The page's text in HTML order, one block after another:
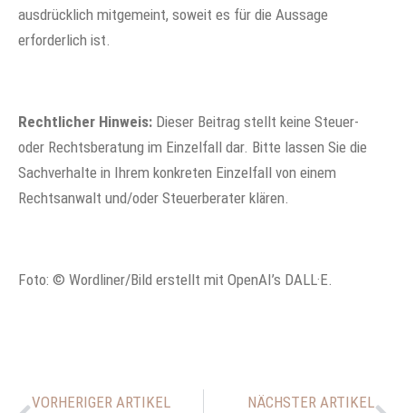
ausdrücklich mitgemeint, soweit es für die Aussage
erforderlich ist.
Rechtlicher Hinweis: Dieser Beitrag stellt keine Steuer-
oder Rechtsberatung im Einzelfall dar. Bitte lassen Sie die
Sachverhalte in Ihrem konkreten Einzelfall von einem
Rechtsanwalt und/oder Steuerberater klären.
Foto: © Wordliner/Bild erstellt mit OpenAI’s DALL·E.
VORHERIGER ARTIKEL NÄCHSTER ARTIKEL